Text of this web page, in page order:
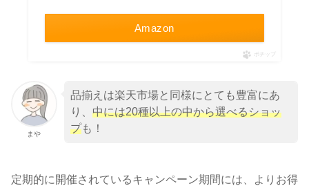
Amazon
ポチップ
まや
品揃えは楽天市場と同様にとても豊富にあ
り、 中には20種以上の中から選べるショッ
プも！
定期的に開催されているキャンペーン期間には、よりお得